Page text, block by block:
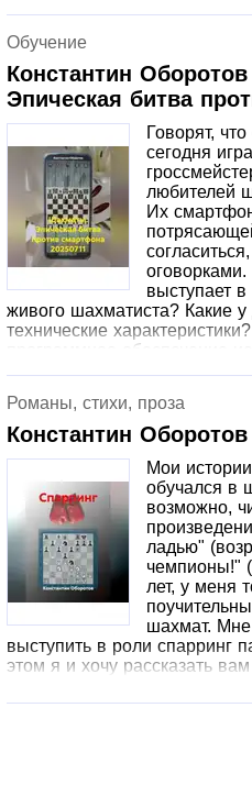
Обучение
Константин
Эпическая битва
20250711
Говорят,
сегодня
любителей
Их
выступает в
живого шахматиста? Какие у
технические
программное обеспечение
Софт: приложение Chess
Борьба получилось жёсткой
описание этой эпической
вниманию. Что делать, если
шахматы или хотите
этом случае я советую
на ЛитРес мою книгу
новичков".
Романы, стихи, проза
Константин
Мои
обучался в
возможно,
ладью"
чемпионы!"
лет, у меня
шахмат. Мне
выступить в роли спарринг
этом я и хочу рассказать